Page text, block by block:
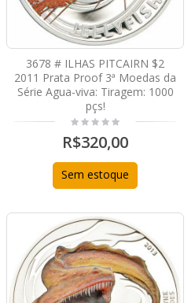
3678 # ILHAS PITCAIRN $2
2011 Prata Proof 3ª Moedas da
Série Agua-viva: Tiragem: 1000
pçs!
R$320,00
Sem estoque